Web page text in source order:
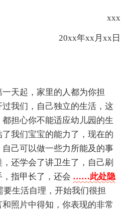
xxx
20xx年xx月xx日
天起，家里的人都为你担
我们，自己独立的生活，这
担心你不能适应幼儿园的生
我们宝宝的能力了，现在的
己可以做一些力所能及的事
还学会了讲卫生了，自己刷
指甲长了，还会 ……此处隐
要生活自理，开始我们很担
照片中得知，你表现的非常